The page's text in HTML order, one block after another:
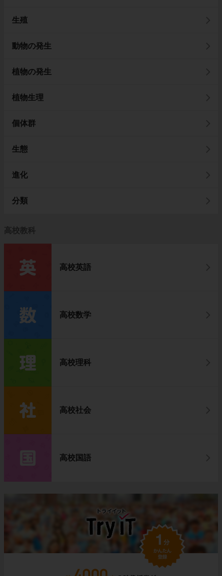
生殖
動物の発生
植物の発生
植物生理
個体群
生態
進化
分類
高校教科
高校英語
高校数学
高校理科
高校社会
高校国語